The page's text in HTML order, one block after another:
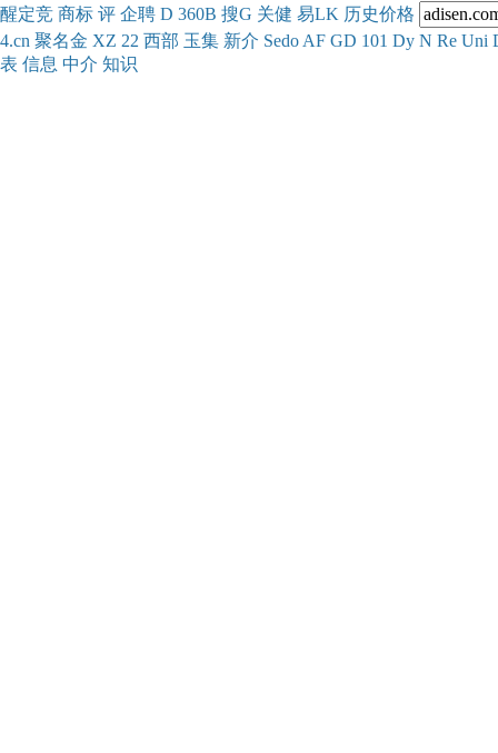
醒定竞 商标 评 企聘 D 360B 搜G 关健 易LK 历史价格
4.cn 聚名金 XZ 22 西部 玉集 新介 Sedo AF GD 101 Dy N Re Uni
表 信息 中介 知识